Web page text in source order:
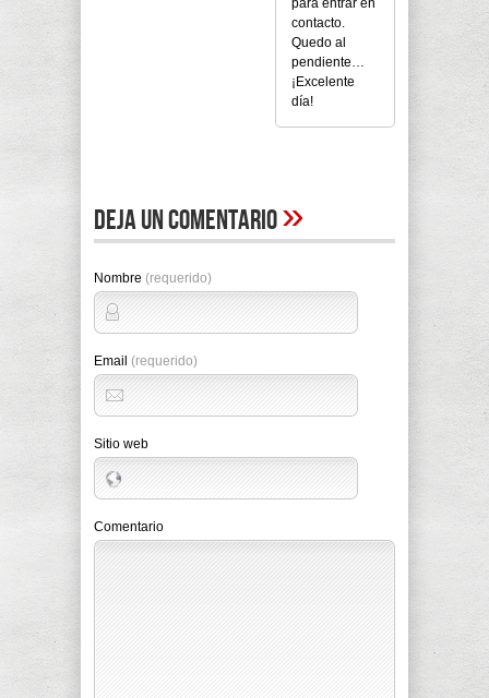
para entrar en
contacto.
Quedo al
pendiente…
¡Excelente
día!
Deja un comentario»
Nombre (requerido)
Email (requerido)
Sitio web
Comentario